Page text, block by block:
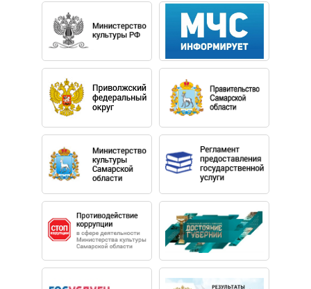
оперы «Дон Жуан» В.А. Моцарта.
В 2002 году Стравинский окончил Королевскую
академию музыки в Лондоне (факультет оркестрового
и оперного дирижирования) и сразу же стал
дирижёром-ассистентом двух коллективов –
Академического симфонического оркестра
Московской филармонии и симфонического оркестра
Московского театра «Геликон-опера». В «Геликон-
опере» в течение трёх лет он совершенствовал своё
мастерство под руководством Владимира Понькина.
Во время работы в театре участвовал в работе над
спектаклями «Лулу» А. Берга, «Диалоги кармелиток» Ф.
Пуленка, «Упавший с неба» на музыку С. Прокофьева,
«Кащей Бессмертный» Н. Римского-Корсакова,
«Сибирь» У. Джордано, «Мавра» И. Стравинского, «Леди
Макбет Мценского уезда» Д. Шостаковича и «Кармен»